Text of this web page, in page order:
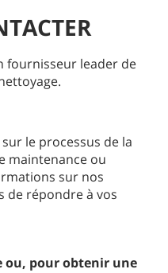
fournisseur leader de
le processus de la
maintenance ou
sur nos
de répondre à vos
ou, pour obtenir une